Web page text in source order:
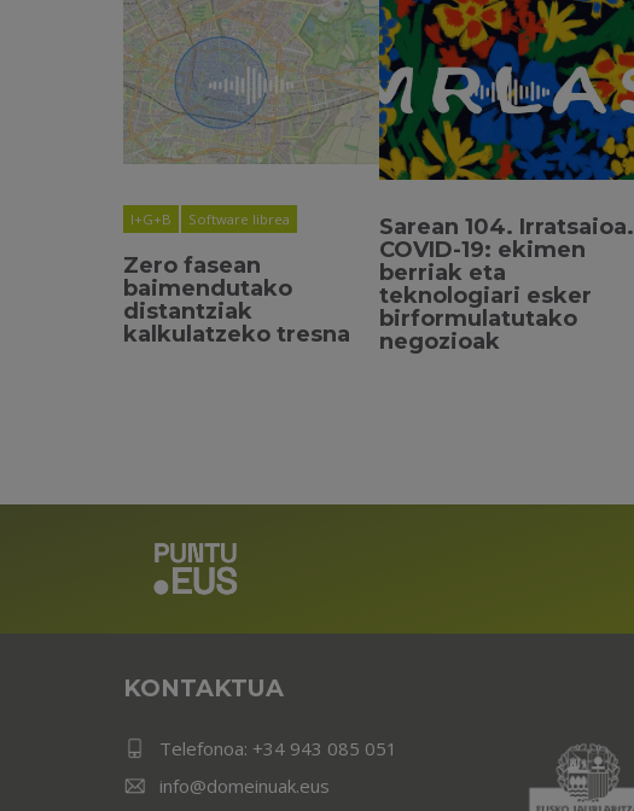
I+G+B Software librea
Zero fasean
baimendutako
distantziak
kalkulatzeko tresna
Sarean 104. Irratsaioa.
COVID-19: ekimen
berriak eta
teknologiari esker
birformulatutako
negozioak
KONTAKTUA
Telefonoa: +34 943 085 051
info@domeinuak.eus